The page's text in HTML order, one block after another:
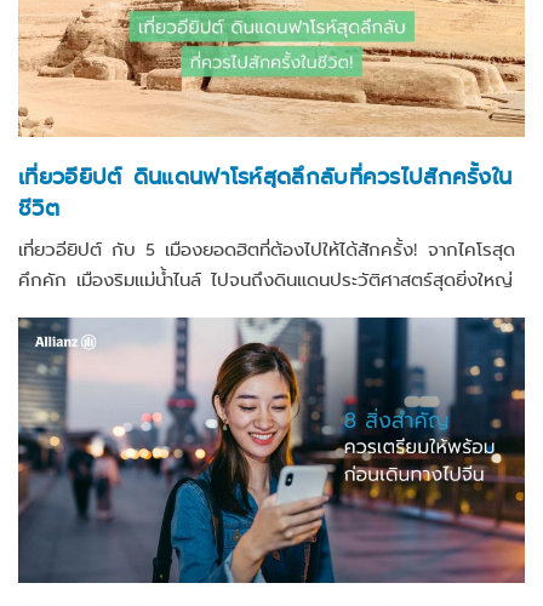
เที่ยวอียิปต์ ดินแดนฟาโรห์สุดลึกลับที่ควรไปสักครั้งใน
ชีวิต
เที่ยวอียิปต์ กับ 5 เมืองยอดฮิตที่ต้องไปให้ได้สักครั้ง! จากไคโรสุด
คึกคัก เมืองริมแม่น้ำไนล์ ไปจนถึงดินแดนประวัติศาสตร์สุดยิ่งใหญ่